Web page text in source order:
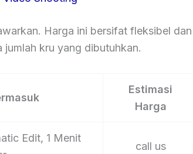
Harga ini bersifat fleksibel dan
kru yang dibutuhkan.
Estimasi
Harga
Edit, 1 Menit
call us